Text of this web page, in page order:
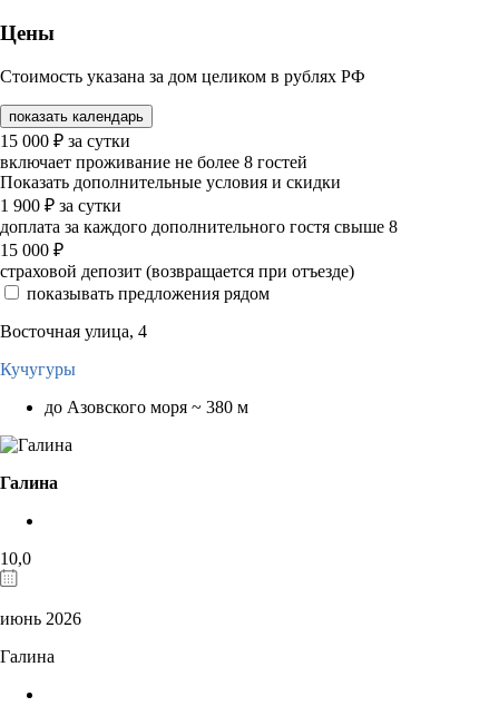
Цены
Стоимость указана за дом целиком в рублях РФ
показать календарь
15 000 ₽ за сутки
включает проживание не более 8 гостей
Показать дополнительные условия и скидки
1 900 ₽ за сутки
доплата за каждого дополнительного гостя свыше 8
15 000 ₽
страховой депозит (возвращается при отъезде)
показывать предложения рядом
Восточная улица, 4
Кучугуры
до Азовского моря ~ 380 м
Галина
10,0
июнь 2026
Галина